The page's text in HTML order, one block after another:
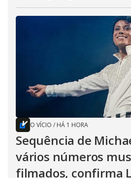
O VÍCIO / HÁ 1 HORA
Sequência de
vários números
filmados, confirma